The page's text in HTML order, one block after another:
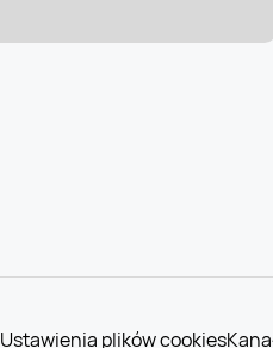
Ustawienia plików cookies